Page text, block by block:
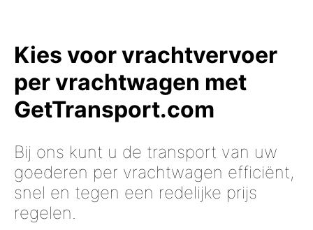
Kies voor vrachtvervoer
per vrachtwagen met
GetTransport.com
Bij ons kunt u de transport van uw
goederen per vrachtwagen efficiënt,
snel en tegen een redelijke prijs
regelen.